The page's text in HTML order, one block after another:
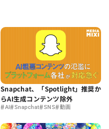
Snapchat、「Spotlight」推奨か
らAI生成コンテンツ除外
#AI#Snapchat#SNS#動画